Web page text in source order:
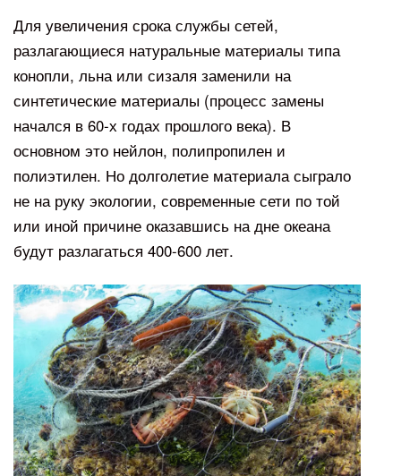
Для увеличения срока службы сетей,
разлагающиеся натуральные материалы типа
конопли, льна или сизаля заменили на
синтетические материалы (процесс замены
начался в 60-х годах прошлого века). В
основном это нейлон, полипропилен и
полиэтилен. Но долголетие материала сыграло
не на руку экологии, современные сети по той
или иной причине оказавшись на дне океана
будут разлагаться 400-600 лет.